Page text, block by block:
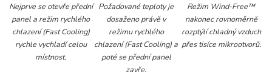
Nejprve se otevře přední
panel a režim rychlého
chlazení (Fast Cooling)
rychle vychladí celou
místnost.
Požadované teploty je
dosaženo právě v
režimu rychlého
chlazení (Fast Cooling) a
poté se přední panel
zavře.
Režim Wind-Free™
nakonec rovnoměrně
rozptýlí chladný vzduch
přes tisíce mikrootvorů.